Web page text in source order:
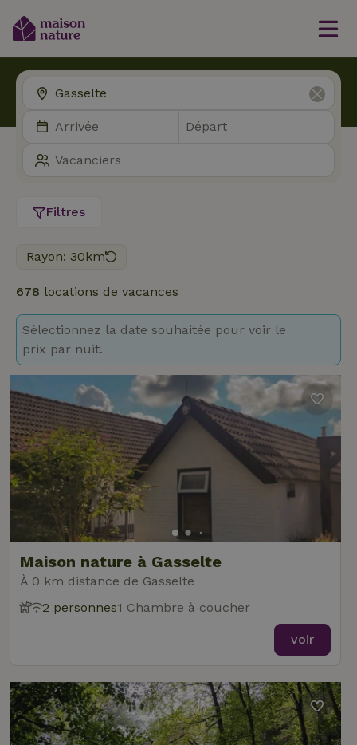
Filtres
Rayon: 30km
678 locations de vacances
Sélectionnez la date souhaitée pour voir le
prix par nuit.
Maison nature à Gasselte
À 0 km distance de Gasselte
2 personnes1 Chambre à coucher
voir